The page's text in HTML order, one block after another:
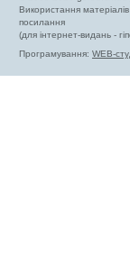
Використання
посилання
(для інтернет-видань -
Програмування: WEB-